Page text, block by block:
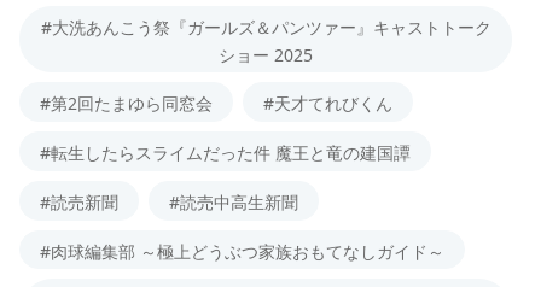
#大洗あんこう祭『ガールズ＆パンツァー』キャストトーク
ショー 2025
#第2回たまゆら同窓会 #天才てれびくん
#転生したらスライムだった件 魔王と竜の建国譚
#読売新聞 #読売中高生新聞
#肉球編集部 ～極上どうぶつ家族おもてなしガイド～